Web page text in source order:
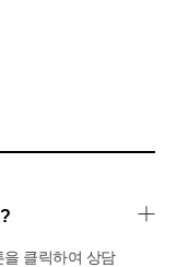
클릭하여 상담